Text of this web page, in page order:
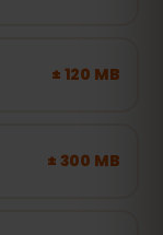
± 120 MB
± 300 MB